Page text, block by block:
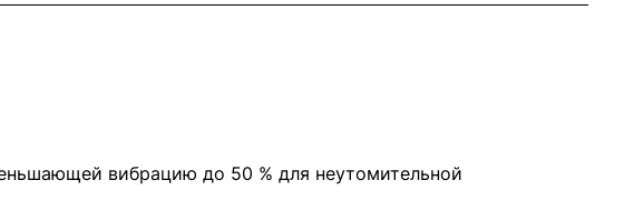
вибрацию до 50 % для неутомительной